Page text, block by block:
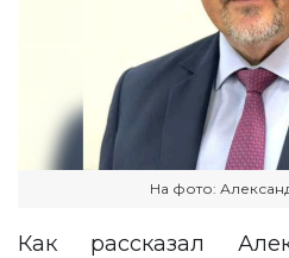
На фото:
Как рассказал